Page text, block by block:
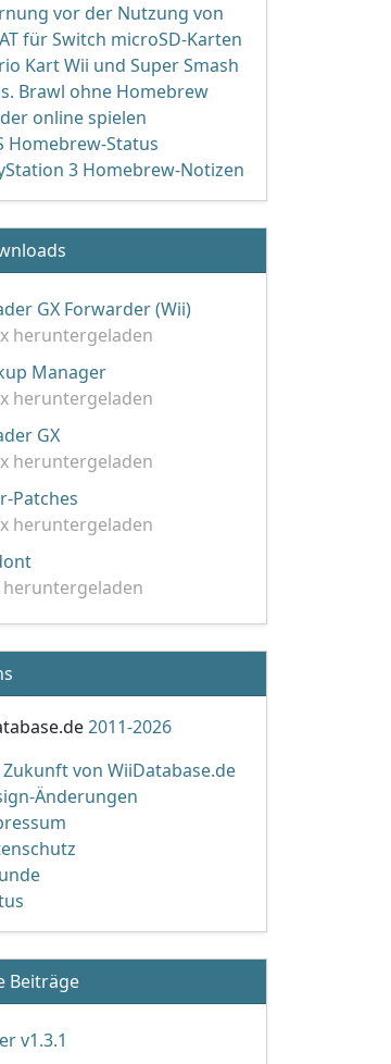
vor der Nutzung von
für Switch microSD-Karten
Kart Wii und Super Smash
Brawl ohne Homebrew
online spielen
Homebrew-Status
3 Homebrew-Notizen
GX Forwarder (Wii)
heruntergeladen
Manager
heruntergeladen
GX
heruntergeladen
Patches
heruntergeladen
heruntergeladen
2011-2026
Zukunft von WiiDatabase.de
Änderungen
Beiträge
v1.3.1